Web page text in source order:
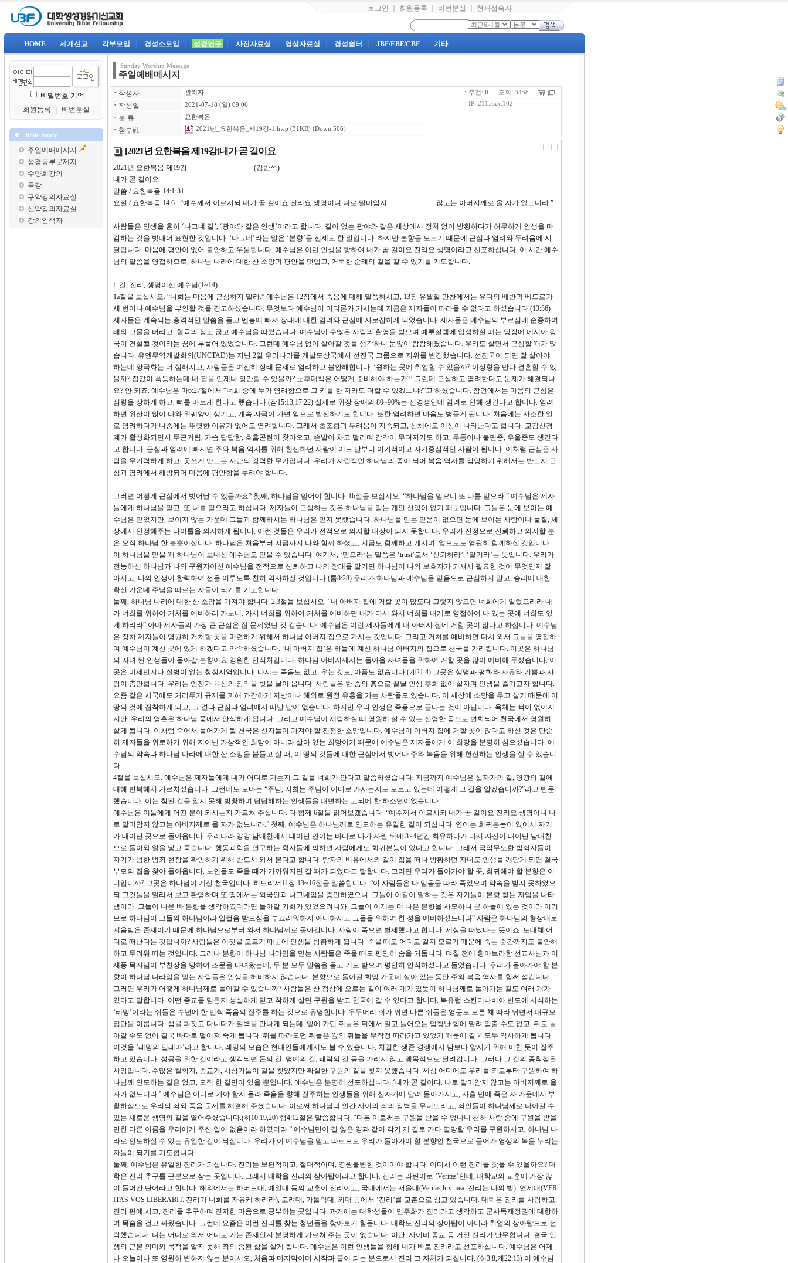
로그인 회원등록 비번분실 현재접속자
HOME 세계선교 각부모임 경성소모임 성경연구 사진자료실 영상자료실 경성쉼터 JBF/EBF/CBF 기타
비밀번호 기억
회원등록
비번분실
Bible Study
주일예배메시지
성경공부문제지
수양회강의
특강
구약강의자료실
신약강의자료실
강의안책자
Sunday Worship Message
주일예배메시지
ㆍ 작성자 관리자
ㆍ 작성일 2021-07-18 (일) 09:06
ㆍ 분 류 요한복음
ㆍ 첨부#1 2021년_요한복음_제19강-1.hwp (31KB) (Down:566)
ㆍ추천: 0 ㆍ조회: 3458
ㆍ IP: 211.xxx.102
[2021년 요한복음 제19강]내가 곧 길이요
2021년 요한복음 제19강 (김반석)
내가 곧 길이요
말씀 / 요한복음 14:1-31
요절 / 요한복음 14:6 “예수께서 이르시되 내가 곧 길이요 진리요 생명이니 나로 말미암지 않고는 아버지께로 올 자가 없느니라 ”
사람들은 인생을 흔히 ‘나그네 길’, ‘광야와 같은 인생’이라고 합니다. 길이 없는 광야와 같은 세상에서 정처 없이 방황하다가 허무하게 인생을 마
감하는 것을 빗대어 표현한 것입니다. ‘나그네’라는 말은 ‘본향’을 전제로 한 말입니다. 하지만 본향을 모르기 때문에 근심과 염려와 두려움에 시
달립니다. 마음에 평안이 없어 불안하고 우울합니다. 예수님은 이런 인생을 향하여 내가 곧 길이요 진리요 생명이라고 선포하십니다. 이 시간 예수
님의 말씀을 영접하므로, 하나님 나라에 대한 산 소망과 평안을 덧입고, 거룩한 순례의 길을 갈 수 있기를 기도합니다.
Ⅰ. 길, 진리, 생명이신 예수님(1~14)
1a절을 보십시오. “너희는 마음에 근심하지 말라.” 예수님은 12장에서 죽음에 대해 말씀하시고, 13장 유월절 만찬에서는 유다의 배반과 베드로가
세 번이나 예수님을 부인할 것을 경고하셨습니다. 무엇보다 예수님이 어디론가 가시는데 지금은 제자들이 따라올 수 없다고 하셨습니다.(13:36)
제자들은 계속되는 충격적인 말씀을 듣고 멘붕에 빠져 장래에 대한 염려와 근심에 사로잡히게 되었습니다. 제자들은 예수님의 부르심에 순종하여
배와 그물을 버리고, 혈육의 정도 끊고 예수님을 따랐습니다. 예수님이 수많은 사람의 환영을 받으며 예루살렘에 입성하실 때는 당장에 메시아 왕
국이 건설될 것이라는 꿈에 부풀어 있었습니다. 그런데 예수님 없이 살아갈 것을 생각하니 눈앞이 캄캄해졌습니다. 우리도 살면서 근심할 때가 많
습니다. 유엔무역개발회의(UNCTAD)는 지난 2일 우리나라를 개발도상국에서 선진국 그룹으로 지위를 변경했습니다. 선진국이 되면 잘 살아야
하는데 양극화는 더 심해지고, 사람들은 여전히 장래 문제로 염려하고 불안해합니다. ‘원하는 곳에 취업할 수 있을까? 이상형을 만나 결혼할 수 있
을까? 집값이 폭등하는데 내 집을 언제나 장만할 수 있을까? 노후대책은 어떻게 준비해야 하는가?’ 그런데 근심하고 염려한다고 문제가 해결되나
요? 안 되죠. 예수님은 마6:27절에서 “너희 중에 누가 염려함으로 그 키를 한 자라도 더할 수 있겠느냐?”고 하셨습니다. 잠언에서는 마음의 근심은
심령을 상하게 하고, 뼈를 마르게 한다고 했습니다.(잠15:13,17:22) 실제로 위장 장애의 80~90%는 신경성인데 염려로 인해 생긴다고 합니다. 염려
하면 위산이 많이 나와 위궤양이 생기고, 계속 자극이 가면 암으로 발전하기도 합니다. 또한 염려하면 마음도 병들게 됩니다. 처음에는 사소한 일
로 염려하다가 나중에는 뚜렷한 이유가 없어도 염려합니다. 그래서 초조함과 두려움이 지속되고, 신체에도 이상이 나타난다고 합니다. 교감신경
계가 활성화되면서 두근거림, 가슴 답답함, 호흡곤란이 찾아오고, 손발이 차고 떨리며 감각이 무뎌지기도 하고, 두통이나 불면증, 우울증도 생긴다
고 합니다. 근심과 염려에 빠지면 주와 복음 역사를 위해 헌신하던 사람이 어느 날부터 이기적이고 자기중심적인 사람이 됩니다. 이처럼 근심은 사
람을 무기력하게 하고, 못쓰게 만드는 사단의 강력한 무기입니다. 우리가 자립적인 하나님의 종이 되어 복음 역사를 감당하기 위해서는 반드시 근
심과 염려에서 해방되어 마음에 평안함을 누려야 합니다.
그러면 어떻게 근심에서 벗어날 수 있을까요? 첫째, 하나님을 믿어야 합니다. 1b절을 보십시오. “하나님을 믿으니 또 나를 믿으라.” 예수님은 제자
들에게 하나님을 믿고, 또 나를 믿으라고 하십니다. 제자들이 근심하는 것은 하나님을 믿는 개인 신앙이 없기 때문입니다. 그들은 눈에 보이는 예
수님은 믿었지만, 보이지 않는 가운데 그들과 함께하시는 하나님은 믿지 못했습니다. 하나님을 믿는 믿음이 없으면 눈에 보이는 사람이나 물질, 세
상에서 인정해주는 타이틀을 의지하게 됩니다. 이런 것들은 우리가 전적으로 의지할 대상이 되지 못합니다. 우리가 진정으로 신뢰하고 의지할 분
은 오직 하나님 한 분뿐이십니다. 하나님은 처음부터 지금까지 나와 함께 하셨고, 지금도 함께하고 계시며, 앞으로도 영원히 함께하실 것입니다.
이 하나님을 믿을 때 하나님이 보내신 예수님도 믿을 수 있습니다. 여기서, ‘믿으라’는 말씀은 ‘trust’로서 ‘신뢰하라’, ‘맡기라’는 뜻입니다. 우리가
전능하신 하나님과 나의 구원자이신 예수님을 전적으로 신뢰하고 나의 장래를 맡기면 하나님이 나의 보호자가 되셔서 필요한 것이 무엇인지 잘
아시고, 나의 인생이 합력하여 선을 이루도록 친히 역사하실 것입니다.(롬8:28) 우리가 하나님과 예수님을 믿음으로 근심하지 말고, 승리에 대한
확신 가운데 주님을 따르는 자들이 되기를 기도합니다.
둘째, 하나님 나라에 대한 산 소망을 가져야 합니다. 2,3절을 보십시오. “내 아버지 집에 거할 곳이 많도다 그렇지 않으면 너희에게 일렀으리라 내
가 너희를 위하여 거처를 예비하러 가노니. 가서 너희를 위하여 거처를 예비하면 내가 다시 와서 너희를 내게로 영접하여 나 있는 곳에 너희도 있
게 하리라” 아마 제자들의 가장 큰 근심은 집 문제였던 것 같습니다. 예수님은 이런 제자들에게 내 아버지 집에 거할 곳이 많다고 하십니다. 예수님
은 장차 제자들이 영원히 거처할 곳을 마련하기 위해서 하나님 아버지 집으로 가시는 것입니다. 그리고 거처를 예비하면 다시 와서 그들을 영접하
여 예수님이 계신 곳에 있게 하겠다고 약속하셨습니다. ‘내 아버지 집’은 하늘에 계신 하나님 아버지의 집으로 천국을 가리킵니다. 이곳은 하나님
의 자녀 된 인생들이 돌아갈 본향이요 영원한 안식처입니다. 하나님 아버지께서는 돌아올 자녀들을 위하여 거할 곳을 많이 예비해 두셨습니다. 이
곳은 미세먼지나 질병이 없는 청정지역입니다. 다시는 죽음도 없고, 우는 것도, 아픔도 없습니다.(계21:4) 그곳은 생명과 평화와 자유와 기쁨과 사
랑이 충만합니다. 우리는 언젠가 육신의 장막을 벗을 날이 옵니다. 사람들은 한 줌의 흙으로 끝날 인생 후회 없이 살자며 인생을 즐기고자 합니다.
요즘 같은 시국에도 거리두기 규제를 피해 과감하게 지방이나 해외로 원정 유흥을 가는 사람들도 있습니다. 이 세상에 소망을 두고 살기 때문에 이
땅의 것에 집착하게 되고, 그 결과 근심과 염려에서 떠날 날이 없습니다. 하지만 우리 인생은 죽음으로 끝나는 것이 아닙니다. 육체는 썩어 없어지
지만, 우리의 영혼은 하나님 품에서 안식하게 됩니다. 그리고 예수님이 재림하실 때 영원히 살 수 있는 신령한 몸으로 변화되어 천국에서 영원히
살게 됩니다. 이처럼 죽어서 들어가게 될 천국은 신자들이 가져야 할 진정한 소망입니다. 예수님이 아버지 집에 거할 곳이 많다고 하신 것은 단순
히 제자들을 위로하기 위해 지어낸 가상적인 희망이 아니라 살아 있는 희망이기 때문에 예수님은 제자들에게 이 희망을 분명히 심으셨습니다. 예
수님의 약속과 하나님 나라에 대한 산 소망을 붙들고 살 때, 이 땅의 것들에 대한 근심에서 벗어나 주와 복음을 위해 헌신하는 인생을 살 수 있습니
다.
4절을 보십시오. 예수님은 제자들에게 내가 어디로 가는지 그 길을 너희가 안다고 말씀하셨습니다. 지금까지 예수님은 십자가의 길, 영광의 길에
대해 반복해서 가르치셨습니다. 그런데도 도마는 “주님, 저희는 주님이 어디로 가시는지도 모르고 있는데 어떻게 그 길을 알겠습니까?”라고 반문
했습니다. 이는 참된 길을 알지 못해 방황하며 답답해하는 인생들을 대변하는 고뇌에 찬 하소연이었습니다.
예수님은 이들에게 어떤 분이 되시는지 가르쳐 주십니다. 다 함께 6절을 읽어보겠습니다. “예수께서 이르시되 내가 곧 길이요 진리요 생명이니 나
로 말미암지 않고는 아버지께로 올 자가 없느니라.” 첫째, 예수님은 하나님께로 인도하는 유일한 길이 되십니다. 연어는 회귀본능이 있어서 자기
가 태어난 곳으로 돌아옵니다. 우리나라 양양 남대천에서 태어난 연어는 바다로 나가 자란 뒤에 3~4년간 회유하다가 다시 자신이 태어난 남대천
으로 돌아와 알을 낳고 죽습니다. 행동과학을 연구하는 학자들에 의하면 사람에게도 회귀본능이 있다고 합니다. 그래서 극악무도한 범죄자들이
자기가 범한 범죄 현장을 확인하기 위해 반드시 와서 본다고 합니다. 탕자의 비유에서와 같이 집을 떠나 방황하던 자녀도 인생을 깨닫게 되면 결국
부모의 집을 찾아 돌아옵니다. 노인들도 죽을 때가 가까워지면 갈 때가 되었다고 말합니다. 그러면 우리가 돌아가야 할 곳, 회귀해야 할 본향은 어
디입니까? 그곳은 하나님이 계신 천국입니다. 히브리서11장 13~16절을 말씀합니다. “이 사람들은 다 믿음을 따라 죽었으며 약속을 받지 못하였으
되 그것들을 멀리서 보고 환영하며 또 땅에서는 외국인과 나그네임을 증언하였으니. 그들이 이같이 말하는 것은 자기들이 본향 찾는 자임을 나타
냄이라. 그들이 나온 바 본향을 생각하였더라면 돌아갈 기회가 있었으려니와. 그들이 이제는 더 나은 본향을 사모하니 곧 하늘에 있는 것이라 이러
므로 하나님이 그들의 하나님이라 일컬음 받으심을 부끄러워하지 아니하시고 그들을 위하여 한 성을 예비하셨느니라” 사람은 하나님의 형상대로
지음받은 존재이기 때문에 하나님으로부터 와서 하나님께로 돌아갑니다. 사람이 죽으면 별세했다고 합니다. 세상을 떠났다는 뜻이죠. 도대체 어
디로 떠난다는 것입니까? 사람들은 이것을 모르기 때문에 인생을 방황하게 됩니다. 죽을 때도 어디로 갈지 모르기 때문에 죽는 순간까지도 불안해
하고 두려워 떠는 것입니다. 그러나 본향이 하나님 나라임을 믿는 사람들은 죽을 때도 평안히 숨을 거둡니다. 며칠 전에 황아브라함 선교사님과 이
재풍 목자님이 부친상을 당하여 조문을 다녀왔는데, 두 분 모두 말씀을 듣고 기도 받으며 평안히 안식하셨다고 들었습니다. 우리가 돌아가야 할 본
향이 하나님 나라임을 믿는 사람들은 인생을 허비하지 않습니다. 본향으로 돌아갈 희망 가운데 살아 있는 동안 주와 복음 역사를 힘써 섬깁니다.
그러면 우리가 어떻게 하나님께로 돌아갈 수 있습니까? 사람들은 산 정상에 오르는 길이 여러 개가 있듯이 하나님께로 돌아가는 길도 여러 개가
있다고 말합니다. 어떤 종교를 믿든지 성실하게 믿고 착하게 살면 구원을 받고 천국에 갈 수 있다고 합니다. 북유럽 스칸디나비아 반도에 서식하는
‘레밍’이라는 쥐들은 수년에 한 번씩 죽음의 질주를 하는 것으로 유명합니다. 우두머리 쥐가 뛰면 다른 쥐들은 영문도 모른 채 따라 뛰면서 대규모
집단을 이룹니다. 섬을 휘젓고 다니다가 절벽을 만나게 되는데, 앞에 가던 쥐들은 뒤에서 밀고 들어오는 엄청난 힘에 밀려 멈출 수도 없고, 뒤로 돌
아갈 수도 없어 결국 바다로 떨어져 죽게 됩니다. 뒤를 따라오던 쥐들은 앞의 쥐들을 무작정 따라가고 있었기 때문에 결국 모두 익사하게 됩니다.
이것을 ‘레밍의 딜레마’라고 합니다. 레밍의 모습은 현대인들에게서도 볼 수 있습니다. 치열한 생존 경쟁에서 남보다 앞서기 위해 미친 듯이 질주
하고 있습니다. 성공을 위한 길이라고 생각되면 돈의 길, 명예의 길, 쾌락의 길 등을 가리지 않고 맹목적으로 달려갑니다. 그러나 그 길의 종착점은
사망입니다. 수많은 철학자, 종교가, 사상가들이 길을 찾았지만 확실한 구원의 길을 찾지 못했습니다. 세상 어디에도 우리를 죄로부터 구원하여 하
나님께 인도하는 길은 없고, 오직 한 길만이 있을 뿐입니다. 예수님은 분명히 선포하십니다. ‘내가 곧 길이다. 나로 말미암지 않고는 아버지께로 올
자가 없느니라.’ 예수님은 어디로 가야 할지 몰라 죽음을 향해 질주하는 인생들을 위해 십자가에 달려 돌아가시고, 사흘 만에 죽은 자 가운데서 부
활하심으로 우리의 죄와 죽음 문제를 해결해 주셨습니다. 이로써 하나님과 인간 사이의 죄의 장벽을 무너뜨리고, 죄인들이 하나님께로 나아갈 수
있는 새로운 생명의 길을 열어주셨습니다.(히10:19,20) 행4:12절은 말씀합니다. “다른 이로써는 구원을 받을 수 없나니 천하 사람 중에 구원을 받을
만한 다른 이름을 우리에게 주신 일이 없음이라 하였더라.” 예수님만이 길 잃은 양과 같이 각기 제 길로 가다 멸망할 우리를 구원하시고, 하나님 나
라로 인도하실 수 있는 유일한 길이 되십니다. 우리가 이 예수님을 믿고 따르므로 우리가 돌아가야 할 본향인 천국으로 들어가 영생의 복을 누리는
자들이 되기를 기도합니다.
둘째, 예수님은 유일한 진리가 되십니다. 진리는 보편적이고, 절대적이며, 영원불변한 것이어야 합니다. 어디서 이런 진리를 찾을 수 있을까요? 대
학은 진리 추구를 근본으로 삼는 곳입니다. 그래서 대학을 진리의 상아탑이라고 합니다. 진리는 라틴어로 ‘Veritas’인데, 대학교의 교훈에 가장 많
이 들어간 단어라고 합니다. 해외에서는 하버드대, 예일대 등의 교훈이 진리이고, 국내에서는 서울대(Veritas lux mea. 진리는 나의 빛), 연세대(VER
ITAS VOS LIBERABIT. 진리가 너희를 자유케 하리라), 고려대, 가톨릭대, 외대 등에서 ‘진리’를 교훈으로 삼고 있습니다. 대학은 진리를 사랑하고,
진리 편에 서고, 진리를 추구하며 진지한 마음으로 공부하는 곳입니다. 과거에는 대학생들이 민주화가 진리라고 생각하고 군사독재정권에 대항하
여 목숨을 걸고 싸웠습니다. 그런데 요즘은 이런 진리를 찾는 청년들을 찾아보기 힘듭니다. 대학도 진리의 상아탑이 아니라 취업의 상아탑으로 전
락했습니다. 나는 어디로 와서 어디로 가는 존재인지 분명하게 가르쳐 주는 곳이 없습니다. 이단, 사이비 종교 등 거짓 진리가 난무합니다. 결국 인
생의 근본 의미와 목적을 알지 못해 죄의 종된 삶을 살게 됩니다. 예수님은 이런 인생들을 향해 내가 바로 진리라고 선포하십니다. 예수님은 어제
나 오늘이나 또 영원히 변하지 않는 분이시오, 처음과 마지막이며 시작과 끝이 되는 분으로서 진리 그 자체가 되십니다. (히3:8,계22:13) 이 예수님